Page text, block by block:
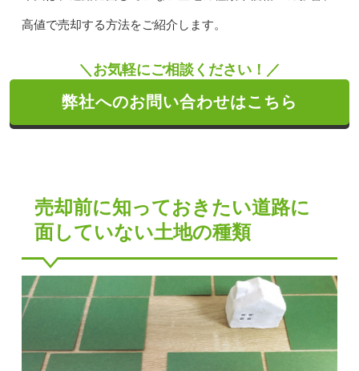
高値で売却する方法をご紹介します。
＼お気軽にご相談ください！／
弊社へのお問い合わせはこちら
売却前に知っておきたい道路に
面していない土地の種類